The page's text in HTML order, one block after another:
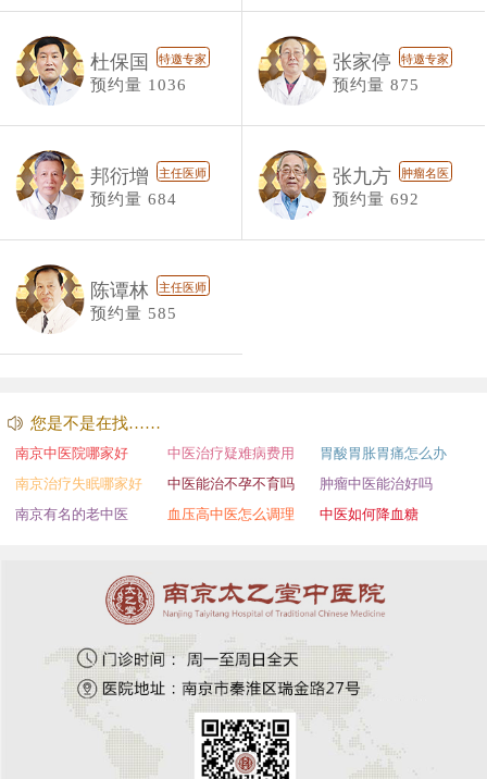
杜保国 特邀专家
预约量 1036
张家停 特邀专家
预约量 875
邦衍增 主任医师
预约量 684
张九方 肿瘤名医
预约量 692
陈谭林 主任医师
预约量 585
您是不是在找……
南京中医院哪家好 中医治疗疑难病费用
胃酸胃胀胃痛怎么办
南京治疗失眠哪家好
中医能治不孕不育吗
肿瘤中医能治好吗
南京有名的老中医
血压高中医怎么调理 中医如何降血糖